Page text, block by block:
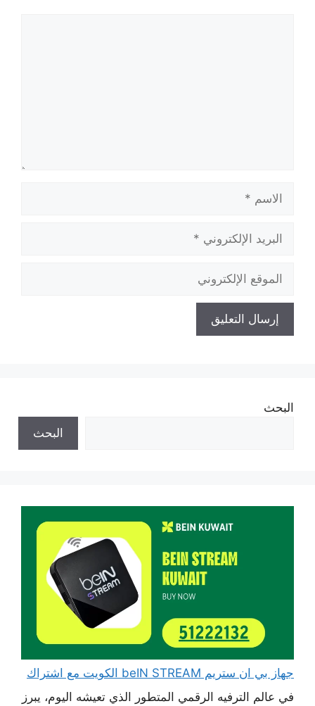
الاسم
البريد
الإلكتروني
الموقع
الإلكتروني
البحث
البحث
جهاز بي ان ستريم beIN STREAM الكويت مع اشتراك
في عالم الترفيه الرقمي المتطور الذي تعيشه اليوم، يبرز